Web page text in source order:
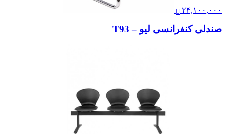
۲۴,۱۰۰,۰۰۰
صندلی کنفرانسی لیو – T93